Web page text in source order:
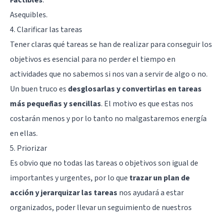
Asequibles.
4. Clarificar las tareas
Tener claras qué tareas se han de realizar para conseguir los
objetivos es esencial para no perder el tiempo en
actividades que no sabemos si nos van a servir de algo o no.
Un buen truco es desglosarlas y convertirlas en tareas
más pequeñas y sencillas. El motivo es que estas nos
costarán menos y por lo tanto no malgastaremos energía
en ellas.
5. Priorizar
Es obvio que no todas las tareas o objetivos son igual de
importantes y urgentes, por lo que trazar un plan de
acción y jerarquizar las tareas nos ayudará a estar
organizados, poder llevar un seguimiento de nuestros